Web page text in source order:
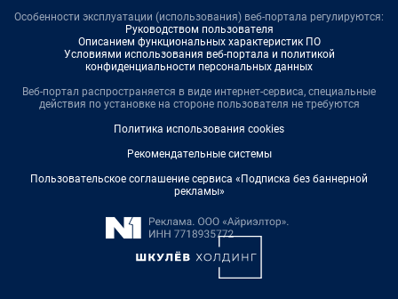
Особенности эксплуатации (использования) веб-портала регулируются:
Руководством пользователя
Описанием функциональных характеристик ПО
Условиями использования веб-портала и политикой
конфиденциальности персональных данных
Веб-портал распространяется в виде интернет-сервиса, специальные
действия по установке на стороне пользователя не требуются
Политика использования cookies
Рекомендательные системы
Пользовательское соглашение сервиса «Подписка без баннерной
рекламы»